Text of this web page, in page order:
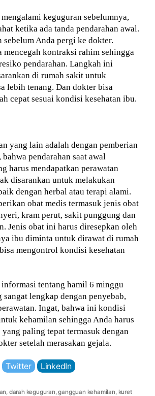
keguguran sebelumnya,
ketika ada tanda pendarahan awal.
Anda pergi ke dokter.
mencegah kontraksi rahim sehingga
pendarahan. Langkah ini
di rumah sakit untuk
lebih tenang. Dan dokter bisa
cepat sesuai kondisi kesehatan ibu.
yang lain adalah dengan pemberian
pendarahan saat awal
harus mendapatkan perawatan
disarankan untuk melakukan
dengan herbal atau terapi alami.
obat medis termasuk jenis obat
kram perut, sakit punggung dan
Jenis obat ini harus diresepkan oleh
ibu diminta untuk dirawat di rumah
mengontrol kondisi kesehatan
tentang hamil 6 minggu
sangat lengkap dengan penyebab,
Ingat, bahwa ini kondisi
kehamilan sehingga Anda harus
paling tepat termasuk dengan
setelah merasakan gejala.
Twitter LinkedIn
darah keguguran ,gangguan kehamilan kuret